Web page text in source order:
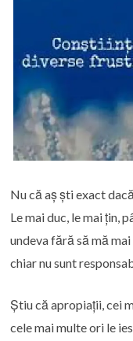
Nu că aș ști exact
Le mai duc, le mai țin,
undeva fără să mă
chiar nu sunt
Știu că apropiații, cei
cele mai multe ori le